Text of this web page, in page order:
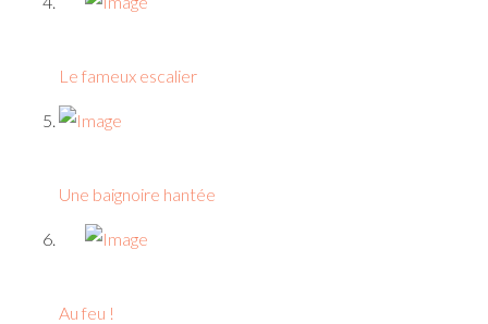
Le fameux escalier
Une baignoire hantée
Au feu !